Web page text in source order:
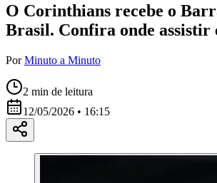
O Corinthians recebe o
Brasil. Confira onde assistir
Por Minuto a Minuto
2 min de leitura
12/05/2026 • 16:15